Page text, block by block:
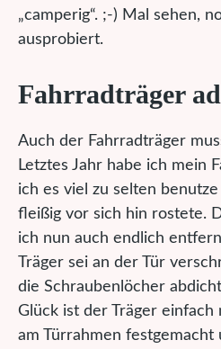
„camperig“. ;-) Mal sehen,
ausprobiert.
Fahrradträger
Auch der Fahrradträger
Letztes Jahr habe ich mein
ich es viel zu selten
fleißig vor sich hin rostete.
ich nun auch endlich
Träger sei an der Tür
die Schraubenlöcher
Glück ist der Träger einfach
am Türrahmen festgemacht